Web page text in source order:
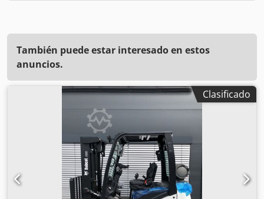
También puede estar interesado en estos
anuncios.
Clasificado